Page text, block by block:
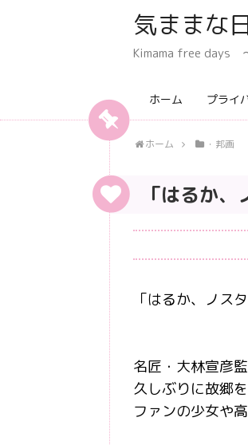
気ままな
Kimama free days
ホーム プライ
ホーム ・邦画
「はるか、
「はるか、ノス
名匠・大林宣彦
久しぶりに故郷
ファンの少女や